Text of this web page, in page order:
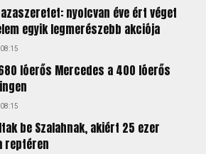
nyolcvan éve ért véget
egyik legmerészebb akciója
lóerős Mercedes a 400 lóerős
be Szalahnak, akiért 25 ezer
reptéren